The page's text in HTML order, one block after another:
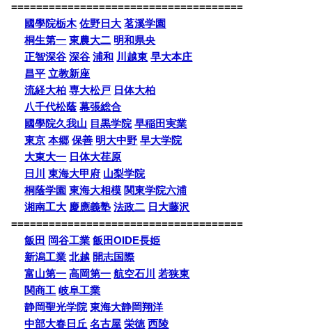
=====================================
國學院栃木 佐野日大 茗溪学園
桐生第一 東農大二 明和県央
正智深谷 深谷 浦和 川越東 早大本庄
昌平 立教新座
流経大柏 専大松戸 日体大柏
八千代松蔭 幕張総合
國學院久我山 目黒学院 早稲田実業
東京 本郷 保善 明大中野 早大学院
大東大一 日体大荏原
日川
東海大甲府 山梨学院
桐蔭学園 東海大相模 関東学院六浦
湘南工大 慶應義塾 法政二 日大藤沢
=====================================
飯田
岡谷工業 飯田OIDE長姫
新潟工業 北越 開志国際
富山第一 高岡第一 航空石川
若狭東
関商工 岐阜工業
静岡聖光学院 東海大静岡翔洋
中部大春日丘 名古屋 栄徳 西陵